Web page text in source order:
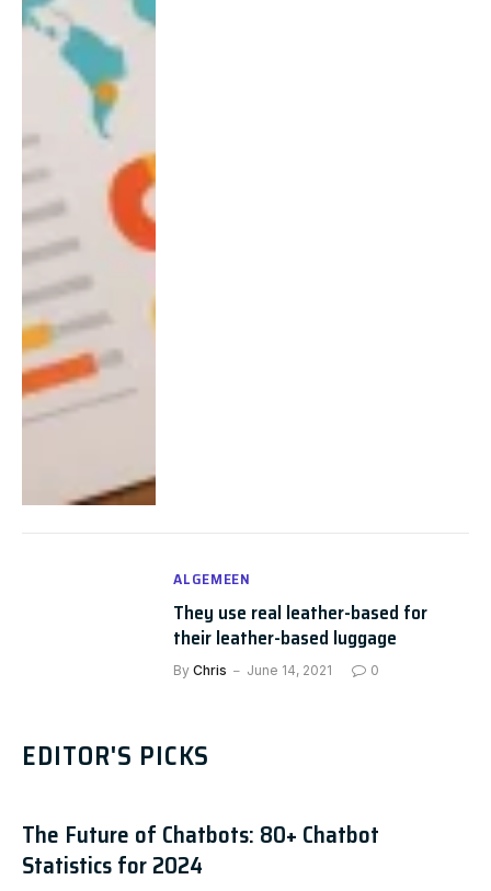
ALGEMEEN
They use real leather-based for
their leather-based luggage
By Chris June 14, 2021 0
EDITOR'S PICKS
The Future of Chatbots: 80+ Chatbot
Statistics for 2024